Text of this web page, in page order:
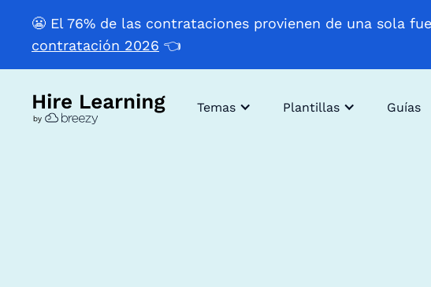
😬 El 76% de las contrataciones provienen de una sola
contratación 2026 👈
Temas Plantillas Guías